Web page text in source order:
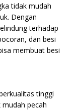
tidak mudah
Dengan
terhadap
dan besi
membuat besi
tinggi
pecah